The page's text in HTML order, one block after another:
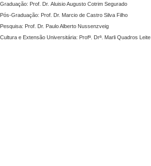
Graduação: Prof. Dr. Aluisio Augusto Cotrim Segurado
Pós-Graduação: Prof. Dr. Marcio de Castro Silva Filho
Pesquisa: Prof. Dr. Paulo Alberto Nussenzveig
Cultura e Extensão Universitária: Profª. Drª. Marli Quadros Leite